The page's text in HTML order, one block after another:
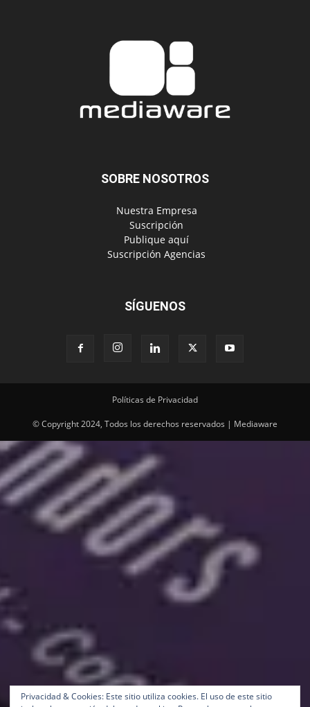
SOBRE NOSOTROS
‎ Nuestra Empresa
‎ Suscripción
‎ Publique aquí
‎ Suscripción Agencias
SÍGUENOS
Políticas de Privacidad
© Copyright 2024, Todos los derechos reservados | Mediaware
Privacidad & Cookies: Este sitio utiliza cookies. El uso de este sitio